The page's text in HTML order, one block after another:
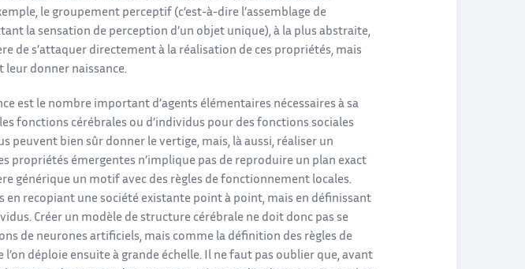
le groupement perceptif (c’est-à-dire l’assemblage de
la sensation de perception d’un objet unique), à la plus abstraite,
de s’attaquer directement à la réalisation de ces propriétés, mais
donner naissance.
est le nombre important d’agents élémentaires nécessaires à sa
fonctions cérébrales ou d’individus pour des fonctions sociales
peuvent bien sûr donner le vertige, mais, là aussi, réaliser un
propriétés émergentes n’implique pas de reproduire un plan exact
générique un motif avec des règles de fonctionnement locales.
en recopiant une société existante point à point, mais en définissant
Créer un modèle de structure cérébrale ne doit donc pas se
de neurones artificiels, mais comme la définition des règles de
déploie ensuite à grande échelle. Il ne faut pas oublier que, avant